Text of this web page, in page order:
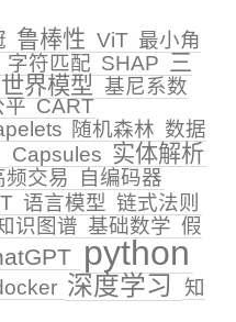
鲁棒性 ViT 最小角
字符匹配 SHAP 三
世界模型
基尼系数
平CART
随机森林 数据
Capsules 实体解析
频交易
自编码器
语言模型 链式法则
识图谱 基础数学 假
python
深度学习
知